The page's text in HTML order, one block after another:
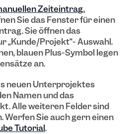
Zeiteintrag.
Sie das Fenster für einen
Sie öffnen das
„Kunde/Projekt“- Auswahl.
blauen Plus-Symbol legen
an.
neuen Unterprojektes
Namen und das
Alle weiteren Felder sind
Werfen Sie auch gern einen
Tutorial.